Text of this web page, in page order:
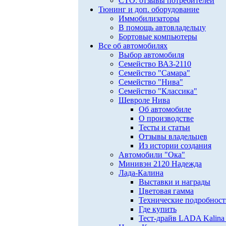
Тюнинг и доп. оборудование
Иммобилизаторы
В помощь автовладельцу
Бортовые компьютеры
Все об автомобилях
Выбор автомобиля
Семейство ВАЗ-2110
Семейство "Самара"
Семейство "Нива"
Семейство "Классика"
Шевроле Нива
Об автомобиле
О производстве
Тесты и статьи
Отзывы владельцев
Из истории создания
Автомобили "Ока"
Минивэн 2120 Надежда
Лада-Калина
Выставки и награды
Цветовая гамма
Технические
Где купить
Тест-драйв LADA Kalina